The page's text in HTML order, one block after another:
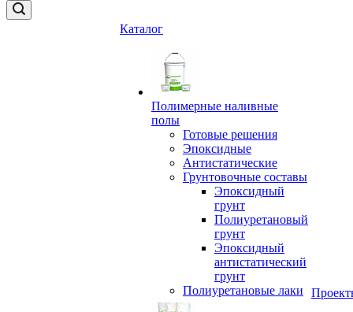
Каталог
Полимерные наливные
полы
Готовые решения
Эпоксидные
Антистатические
Грунтовочные составы
Эпоксидный
грунт
Полиуретановый
грунт
Эпоксидный
антистатический
грунт
Полиуретановые лаки